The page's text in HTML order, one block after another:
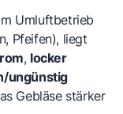
Umluftbetrieb
Pfeifen), liegt
, locker
ungünstig
Gebläse stärker